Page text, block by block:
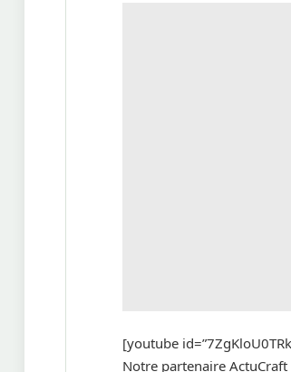
[youtube
Notre partenaire